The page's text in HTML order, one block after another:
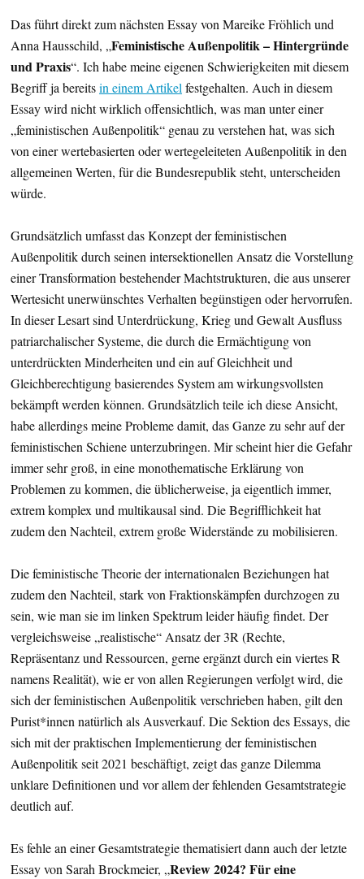
Das führt direkt zum nächsten Essay von Mareike Fröhlich und
Anna Hausschild, „Feministische Außenpolitik – Hintergründe
und Praxis“. Ich habe meine eigenen Schwierigkeiten mit diesem
Begriff ja bereitsin einem Artikelfestgehalten. Auch in diesem
Essay wird nicht wirklich offensichtlich, was man unter einer
„feministischen Außenpolitik“ genau zu verstehen hat, was sich
von einer wertebasierten oder wertegeleiteten Außenpolitik in den
allgemeinen Werten, für die Bundesrepublik steht, unterscheiden
würde.
Grundsätzlich umfasst das Konzept der feministischen
Außenpolitik durch seinen intersektionellen Ansatz die Vorstellung
einer Transformation bestehender Machtstrukturen, die aus unserer
Wertesicht unerwünschtes Verhalten begünstigen oder hervorrufen.
In dieser Lesart sind Unterdrückung, Krieg und Gewalt Ausfluss
patriarchalischer Systeme, die durch die Ermächtigung von
unterdrückten Minderheiten und ein auf Gleichheit und
Gleichberechtigung basierendes System am wirkungsvollsten
bekämpft werden können. Grundsätzlich teile ich diese Ansicht,
habe allerdings meine Probleme damit, das Ganze zu sehr auf der
feministischen Schiene unterzubringen. Mir scheint hier die Gefahr
immer sehr groß, in eine monothematische Erklärung von
Problemen zu kommen, die üblicherweise, ja eigentlich immer,
extrem komplex und multikausal sind. Die Begrifflichkeit hat
zudem den Nachteil, extrem große Widerstände zu mobilisieren.
Die feministische Theorie der internationalen Beziehungen hat
zudem den Nachteil, stark von Fraktionskämpfen durchzogen zu
sein, wie man sie im linken Spektrum leider häufig findet. Der
vergleichsweise „realistische“ Ansatz der 3R (Rechte,
Repräsentanz und Ressourcen, gerne ergänzt durch ein viertes R
namens Realität), wie er von allen Regierungen verfolgt wird, die
sich der feministischen Außenpolitik verschrieben haben, gilt den
Purist*innen natürlich als Ausverkauf. Die Sektion des Essays, die
sich mit der praktischen Implementierung der feministischen
Außenpolitik seit 2021 beschäftigt, zeigt das ganze Dilemma
unklare Definitionen und vor allem der fehlenden Gesamtstrategie
deutlich auf.
Es fehle an einer Gesamtstrategie thematisiert dann auch der letzte
Essay von Sarah Brockmeier, „Review 2024? Für eine